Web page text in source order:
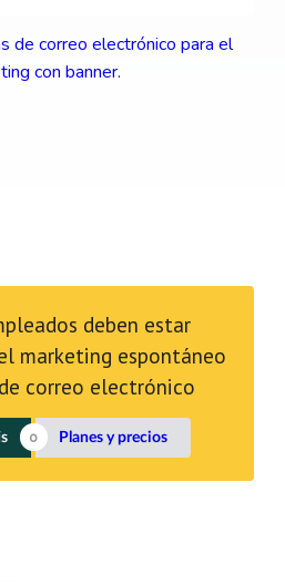
de correo electrónico para el
con banner.
deben estar
marketing espontáneo
correo electrónico
Planes y precios